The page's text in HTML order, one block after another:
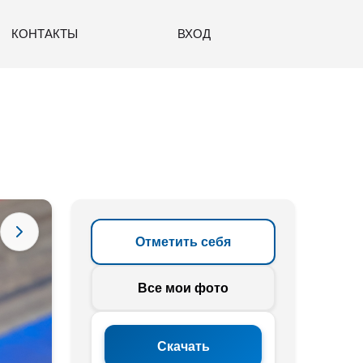
КОНТАКТЫ ВХОД
Отметить себя
Все мои фото
Скачать